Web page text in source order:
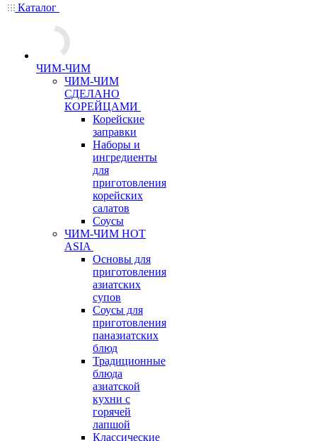
Каталог
ЧИМ-ЧИМ
ЧИМ-ЧИМ
СДЕЛАНО
КОРЕЙЦАМИ
Корейские
заправки
Наборы и
ингредиенты
для
приготовления
корейских
салатов
Соусы
ЧИМ-ЧИМ HOT
ASIA
Основы для
приготовления
азиатских
супов
Соусы для
приготовления
паназиатских
блюд
Традиционные
блюда
азиатской
кухни с
горячей
лапшой
Классические